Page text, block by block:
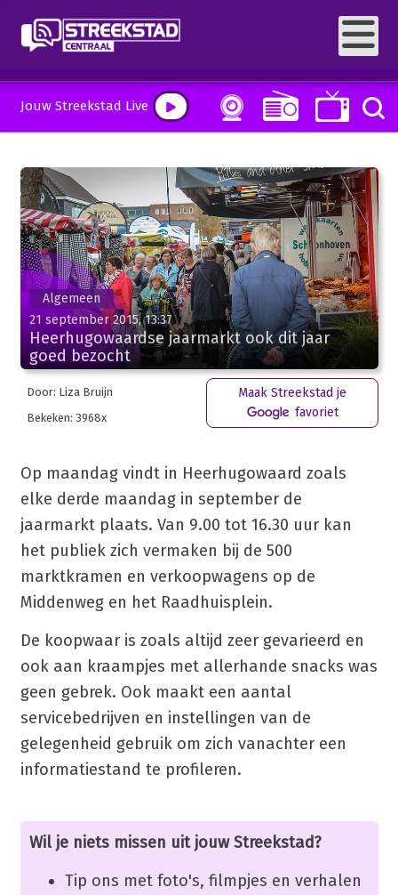
Jouw Streekstad Live
Algemeen
21 september 2015, 13:37
Heerhugowaardse jaarmarkt ook dit jaar
goed bezocht
Door: Liza Bruijn
Bekeken: 3968x
Maak Streekstad je
favoriet
Op maandag vindt in Heerhugowaard zoals
elke derde maandag in september de
jaarmarkt plaats. Van 9.00 tot 16.30 uur kan
het publiek zich vermaken bij de 500
marktkramen en verkoopwagens op de
Middenweg en het Raadhuisplein.
De koopwaar is zoals altijd zeer gevarieerd en
ook aan kraampjes met allerhande snacks was
geen gebrek. Ook maakt een aantal
servicebedrijven en instellingen van de
gelegenheid gebruik om zich vanachter een
informatiestand te profileren.
Wil je niets missen uit jouw Streekstad?
Tip ons met foto's, filmpjes en verhalen